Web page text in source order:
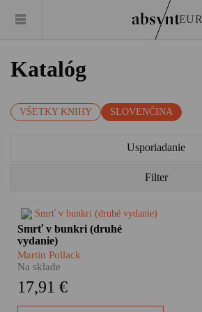
EUR
Katalóg
VŠETKY KNIHY SLOVENČINA
Usporiadanie
Filter
Aká by mala byť absyntovka
desaťročia? Jednoznačne
pútavá. Mrazivá. Osobná.
Nástojčivá. Prežitá na vlastnej
bunkri Martina Pollacka je
Smrť v bunkri (druhé
vydanie)
Martin Pollack
Na sklade
17,91 €